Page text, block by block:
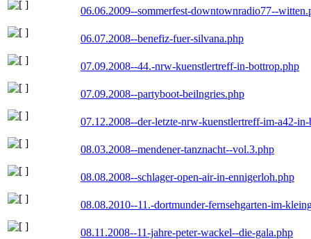
06.06.2009--sommerfest-downtownradio77--
06.07.2008--benefiz-fuer-silvana.php
07.09.2008--44.-nrw-kuenstlertreff-in-bottrop.php
07.09.2008--partyboot-beilngries.php
07.12.2008--der-letzte-nrw-kuenstlertreff-im-a42-
08.03.2008--mendener-tanznacht--vol.3.php
08.08.2008--schlager-open-air-in-ennigerloh.php
08.08.2010--11.-dortmunder-fernsehgarten-im-
08.11.2008--11-jahre-peter-wackel--die-gala.php